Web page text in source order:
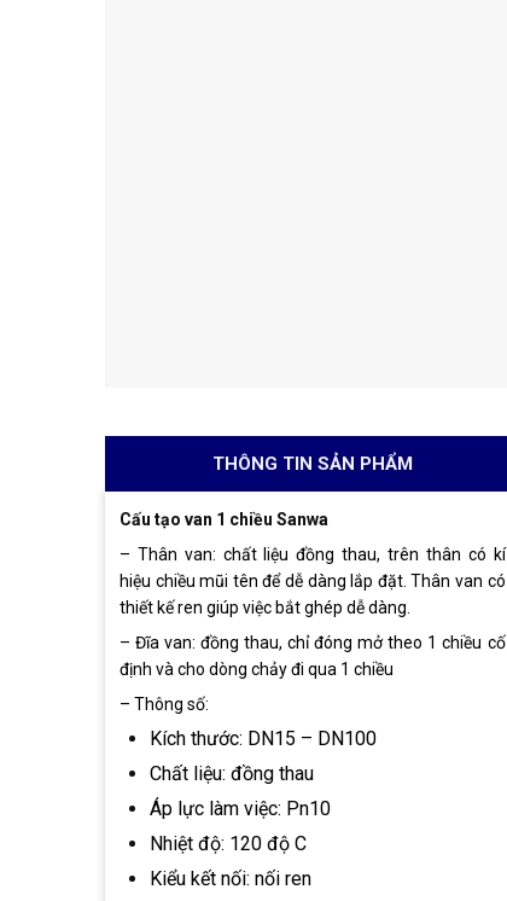
THÔNG TIN SẢN PHẨM
Cấu tạo van 1 chiều Sanwa
– Thân van: chất liệu đồng thau, trên thân có kí
hiệu chiều mũi tên để dễ dàng lắp đặt. Thân van có
thiết kế ren giúp việc bắt ghép dễ dàng.
– Đĩa van: đồng thau, chỉ đóng mở theo 1 chiều cố
định và cho dòng chảy đi qua 1 chiều
– Thông số:
Kích thước: DN15 – DN100
Chất liệu: đồng thau
Áp lực làm việc: Pn10
Nhiệt độ: 120 độ C
Kiểu kết nối: nối ren